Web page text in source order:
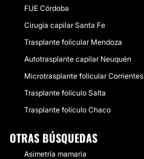
FUE Córdoba
Cirugía capilar Santa Fe
Trasplante folicular Mendoza
Autotrasplante capilar Neuquén
Microtrasplante folicular Corrientes
Trasplante folículo Salta
Trasplante folículo Chaco
OTRAS BÚSQUEDAS
Asimetría mamaria